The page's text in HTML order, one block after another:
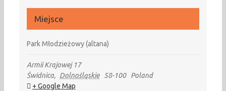
Miejsce
Park Młodzieżowy (altana)
Armii Krajowej 17
Świdnica, Dolnośląskie 58-100
Poland
+ Google Map